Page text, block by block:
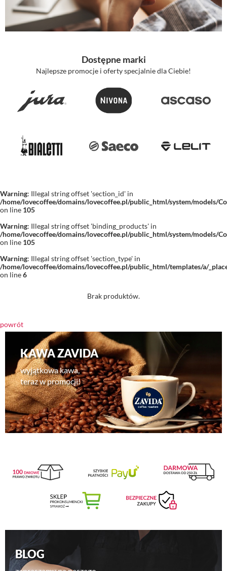
Dostępne marki
Najlepsze promocje i oferty specjalnie dla Ciebie!
Warning: Illegal string offset 'section_id' in
/home/lovecoffee/domains/lovecoffee.pl/public_html/system/models/
on line 105
Warning: Illegal string offset 'binding_products' in
/home/lovecoffee/domains/lovecoffee.pl/public_html/system/models/
on line 105
Warning: Illegal string offset 'section_type' in
/home/lovecoffee/domains/lovecoffee.pl/public_html/templates/a/
on line6
Brak produktów.
powrót
KAWA ZAVIDA
wyjątkowa kawa,
teraz w promocji!
BLOG